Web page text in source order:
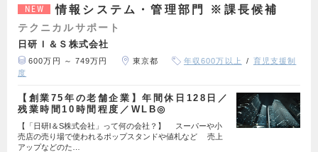
NEW 情報システム・管理部門 ※課長候補
テクニカルサポート
日研Ｉ＆Ｓ株式会社
600万円 ～ 749万円 東京都 年収600万以上
育児支援制
度
【創業75年の老舗企業】年間休日128日／
残業時間10時間程度／WLB◎
【「日研I＆S株式会社」って何の会社？】 スーパーや小
売店の売り場で使われるポップスタンドや値札など 売上
アップなどのた…